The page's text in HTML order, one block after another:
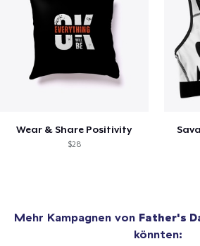
Wear & Share Positivity
$28
Mehr Kampagnen von Father's
könnten: